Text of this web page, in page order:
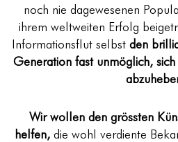
noch nie dagewesenen
ihrem weltweiten Erfolg
Informationsflut selbst den
Generation fast unmöglich,
Wir wollen den grössten
helfen, die wohl verdiente